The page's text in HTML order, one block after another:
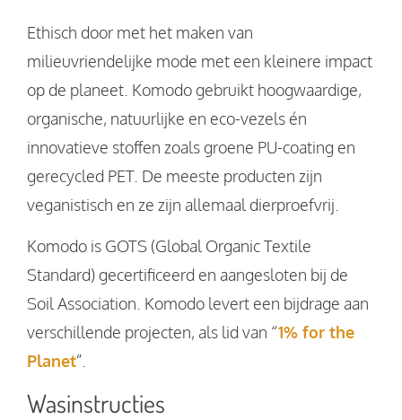
Ethisch door met het maken van
milieuvriendelijke mode met een kleinere impact
op de planeet. Komodo gebruikt hoogwaardige,
organische, natuurlijke en eco-vezels én
innovatieve stoffen zoals groene PU-coating en
gerecycled PET. De meeste producten zijn
veganistisch en ze zijn allemaal dierproefvrij.
Komodo is GOTS (Global Organic Textile
Standard) gecertificeerd en aangesloten bij de
Soil Association. Komodo levert een bijdrage aan
verschillende projecten, als lid van “1% for the
Planet”.
Wasinstructies